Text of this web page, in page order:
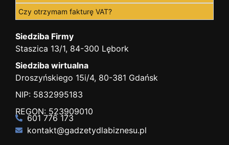
Czy otrzymam fakturę VAT?
Siedziba Firmy
Staszica 13/1, 84-300 Lębork
Siedziba wirtualna
Droszyńskiego 15i/4, 80-381 Gdańsk
NIP: 5832995183
REGON: 523909010
601 776 173
kontakt@gadzetydlabiznesu.pl